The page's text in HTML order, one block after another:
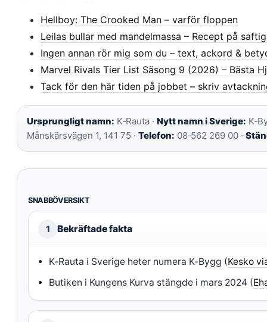
Hellboy: The Crooked Man – varför floppen
Leilas bullar med mandelmassa – Recept på
Ingen annan rör mig som du – text, ackord &
Marvel Rivals Tier List Säsong 9 (2026) – Bästa
Tack för den här tiden på jobbet – skriv
Ursprungligt namn: K‑Rauta · Nytt namn i Sverige:
Månskärsvägen 1, 141 75 · Telefon: 08‑562 269 00 ·
SNABBÖVERSIKT
1 Bekräftade fakta
K‑Rauta i Sverige heter numera K‑Bygg (Kesko
Butiken i Kungens Kurva stängde i mars 2024 (